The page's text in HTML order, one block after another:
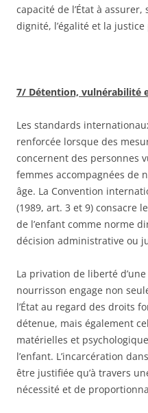
capacité de l’État à
dignité, l’égalité et la
7/ Détention, vulnérabilité
Les standards
renforcée lorsque des
concernent des personnes
femmes accompagnées de
âge. La Convention
(1989, art. 3 et 9) consacre
de l’enfant comme norme
décision administrative ou
La privation de liberté
nourrisson engage non
l’État au regard des droits
détenue, mais également
matérielles et
l’enfant. L’incarcération
être justifiée qu’à travers
nécessité et de